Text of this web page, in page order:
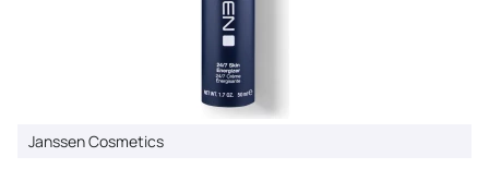
Janssen Cosmetics